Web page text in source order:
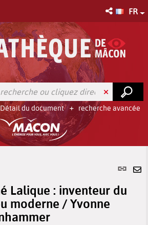
FR
recherche avancée
Détail du document
Lien
Lalique : inventeur du
moderne / Yvonne